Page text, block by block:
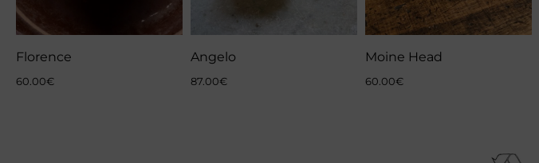
Florence
60.00€
Angelo
87.00€
Moine Head
60.00€